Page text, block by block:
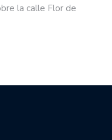
la calle Flor de